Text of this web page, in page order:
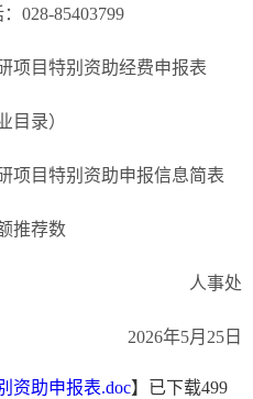
028-85403799
项目特别资助经费申报表
目录）
项目特别资助申报信息简表
推荐数
人事处
2026年5月25日
资助申报表.doc】已下载499